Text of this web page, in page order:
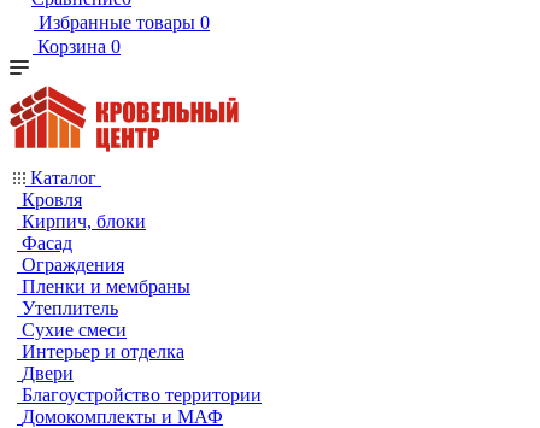
Избранные товары 0
Корзина 0
Каталог
Кровля
Кирпич, блоки
Фасад
Ограждения
Пленки и мембраны
Утеплитель
Сухие смеси
Интерьер и отделка
Двери
Благоустройство территории
Домокомплекты и МАФ